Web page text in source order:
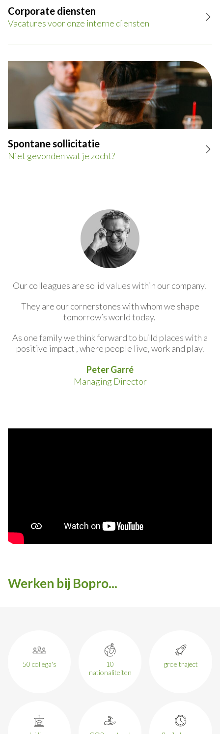
Corporate diensten
Vacatures voor onze interne diensten
Spontane sollicitatie
Niet gevonden wat je zocht?
Our colleagues are solid values within our company.
They are our cornerstones with whom we shape
tomorrow’s world today.
As one family we think forward to build places with a
positive impact , where people live, work and play.
Peter Garré
Managing Director
Werken bij Bopro...
50 collega's
10
nationaliteiten
groeitraject